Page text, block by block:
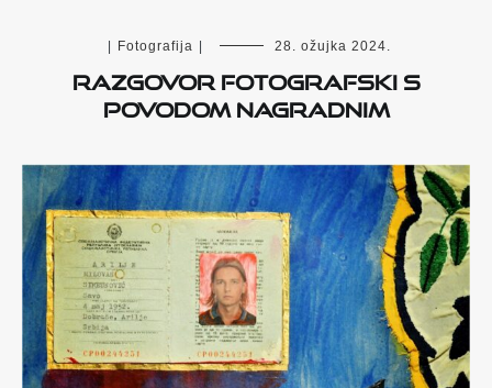
Fotografija 28. ožujka 2024.
Razgovor fotografski s
povodom nagradnim